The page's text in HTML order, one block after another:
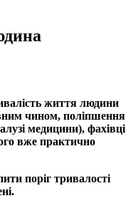
життя людини
чином, поліпшення
медицини), фахівці
вже практично
поріг тривалості